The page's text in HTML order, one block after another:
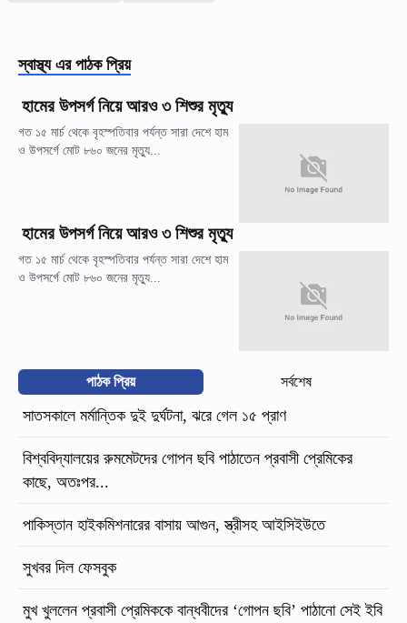
স্বাস্থ্য এর পাঠক প্রিয়
হামের উপসর্গ নিয়ে আরও ৩ শিশুর মৃত্যু
গত ১৫ মার্চ থেকে বৃহস্পতিবার পর্যন্ত সারা দেশে হাম
ও উপসর্গে মোট ৮৬০ জনের মৃত্যু...
হামের উপসর্গ নিয়ে আরও ৩ শিশুর মৃত্যু
গত ১৫ মার্চ থেকে বৃহস্পতিবার পর্যন্ত সারা দেশে হাম
ও উপসর্গে মোট ৮৬০ জনের মৃত্যু...
পাঠক প্রিয় সর্বশেষ
সাতসকালে মর্মান্তিক দুই দুর্ঘটনা, ঝরে গেল ১৫ প্রাণ
বিশ্ববিদ্যালয়ের রুমমেটদের গোপন ছবি পাঠাতেন প্রবাসী প্রেমিকের
কাছে, অতঃপর...
পাকিস্তান হাইকমিশনারের বাসায় আগুন, স্ত্রীসহ আইসিইউতে
সুখবর দিল ফেসবুক
মুখ খুললেন প্রবাসী প্রেমিককে বান্ধবীদের ‘গোপন ছবি’ পাঠানো সেই ইবি